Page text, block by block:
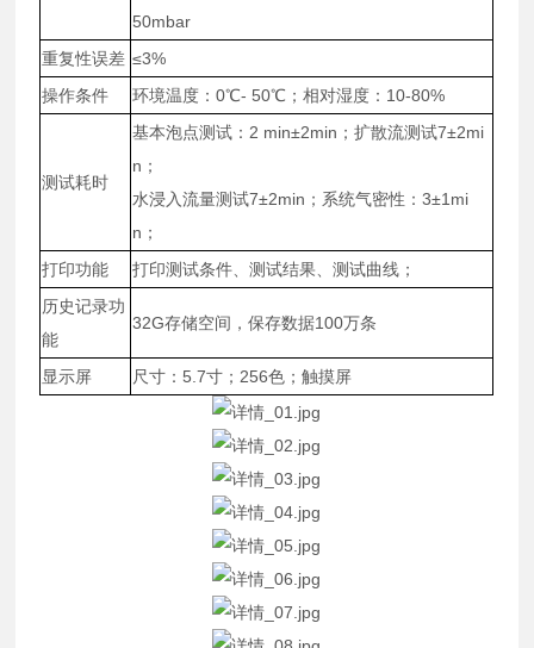
50mbar
重复性误差 ≤3%
操作条件
环境温度：0℃- 50℃；相对湿度：10-80%
测试耗时
基本泡点测试：2 min±2min；扩散流测试7±2mi
n；
水浸入流量测试7±2min；系统气密性：3±1mi
n；
打印功能
打印测试条件、测试结果、测试曲线；
历史记录功
能
32G存储空间，保存数据100万条
显示屏 尺寸：5.7寸；256色；触摸屏